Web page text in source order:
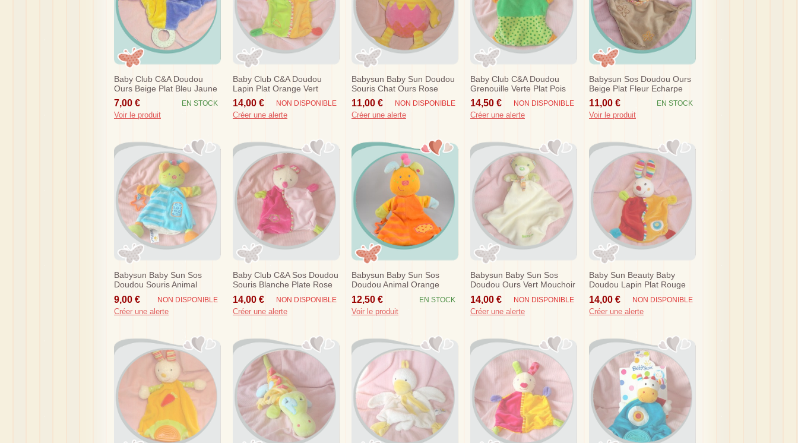
Baby Club C&a Doudou
Ours Beige Plat Bleu Jaune
Dentition
7,00 € EN STOCK
Voir le produit
Baby Club C&a Doudou
Lapin Plat Orange Vert
Carotte Baby Sun
14,00 € NON DISPONIBLE
Créer une alerte
Babysun Baby Sun Doudou
Souris Chat Ours Rose
Jaune
11,00 € NON DISPONIBLE
Créer une alerte
Baby Club C&a Doudou
Grenouille Verte Plat Pois
Orange
14,50 € NON DISPONIBLE
Créer une alerte
Babysun Sos Doudou Ours
Beige Plat Fleur Echarpe
11,00 € EN STOCK
Voir le produit
Babysun Baby Sun Sos
Doudou Souris Animal
Orange Marionnette Etoile
9,00 € NON DISPONIBLE
Créer une alerte
Baby Club C&a Sos Doudou
Souris Blanche Plate Rose
Fleur
14,00 € NON DISPONIBLE
Créer une alerte
Babysun Baby Sun Sos
Doudou Animal Orange
Marionnette Etoile
12,50 € EN STOCK
Voir le produit
Babysun Baby Sun Sos
Doudou Ours Vert Mouchoir
14,00 € NON DISPONIBLE
Créer une alerte
Baby Sun Beauty Baby
Doudou Lapin Plat Rouge
Orange
14,00 € NON DISPONIBLE
Créer une alerte